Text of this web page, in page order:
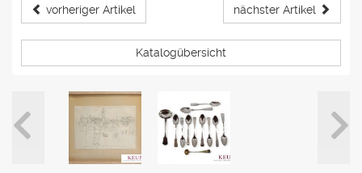
vorheriger Artikel
nächster Artikel
Katalogübersicht